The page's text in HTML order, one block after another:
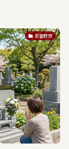
安曇野市